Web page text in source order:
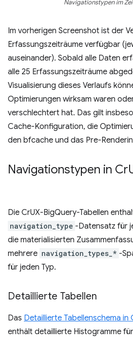
Navigationstypen im
Im vorherigen Screenshot ist der
Erfassungszeiträume verfügbar
auseinander). Sobald alle Daten
alle 25 Erfassungszeiträume
Visualisierung dieses Verlaufs
Optimierungen wirksam waren
verschlechtert hat. Das gilt
Cache-Konfiguration, die
den bfcache und das Pre-
Navigationstypen in Cr
Die CrUX-BigQuery-Tabellen
navigation_type -Datensatz für
die materialisierten
mehrere navigation_types_* -
für jeden Typ.
Detaillierte Tabellen
Das Detaillierte Tabellenschema in
enthält detaillierte Histogramme